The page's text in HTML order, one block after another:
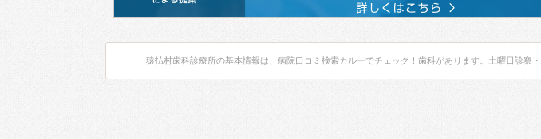
猿払村歯科診療所の基本情報は、病院口コミ検索カルーでチェック！歯科があります。土曜日診察・